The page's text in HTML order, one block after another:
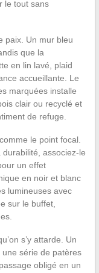
le tout sans
paix. Un mur bleu
que la
en lin lavé, plaid
accueillante. Le
marquées installe
clair ou recyclé et
de refuge.
le point focal.
associez-le
un effet
en noir et blanc
lumineuses avec
sur le buffet,
s’y attarde. Un
série de patères
obligé en un